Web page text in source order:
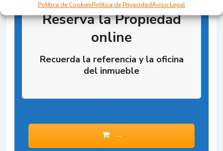
Política de CookiesPolítica de PrivacidadAviso Legal
Reserva la Propiedad
online
Recuerda la referencia y la oficina
del inmueble
--